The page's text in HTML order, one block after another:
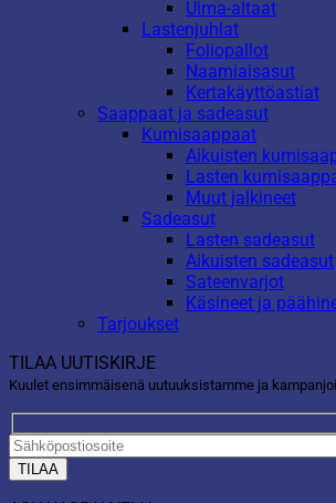
Uima-altaat
Lastenjuhlat
Foliopallot
Naamiaisasut
Kertakäyttöastiat
Saappaat ja sadeasut
Kumisaappaat
Aikuisten
Lasten
Muut jalkineet
Sadeasut
Lasten sadeasut
Aikuisten sadeasut
Sateenvarjot
Käsineet ja
Tarjoukset
TILAA UUTISKIRJE
Kuulet ensimmäisenä uutuuksistamme ja